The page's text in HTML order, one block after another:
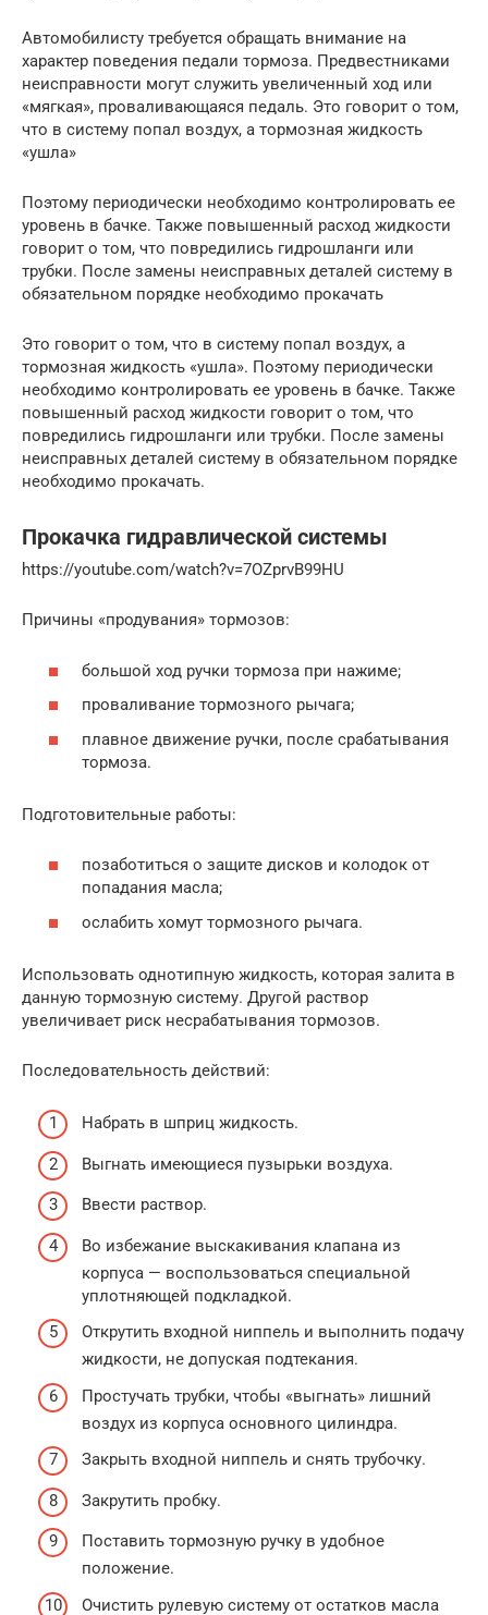
Автомобилисту требуется обращать внимание на
характер поведения педали тормоза. Предвестниками
неисправности могут служить увеличенный ход или
«мягкая», проваливающаяся педаль. Это говорит о том,
что в систему попал воздух, а тормозная жидкость
«ушла»
Поэтому периодически необходимо контролировать ее
уровень в бачке. Также повышенный расход жидкости
говорит о том, что повредились гидрошланги или
трубки. После замены неисправных деталей систему в
обязательном порядке необходимо прокачать
Это говорит о том, что в систему попал воздух, а
тормозная жидкость «ушла». Поэтому периодически
необходимо контролировать ее уровень в бачке. Также
повышенный расход жидкости говорит о том, что
повредились гидрошланги или трубки. После замены
неисправных деталей систему в обязательном порядке
необходимо прокачать.
Прокачка гидравлической системы
https://youtube.com/watch?v=7OZprvB99HU
Причины «продувания» тормозов:
большой ход ручки тормоза при нажиме;
проваливание тормозного рычага;
плавное движение ручки, после срабатывания
тормоза.
Подготовительные работы:
позаботиться о защите дисков и колодок от
попадания масла;
ослабить хомут тормозного рычага.
Использовать однотипную жидкость, которая залита в
данную тормозную систему. Другой раствор
увеличивает риск несрабатывания тормозов.
Последовательность действий:
Набрать в шприц жидкость.
Выгнать имеющиеся пузырьки воздуха.
Ввести раствор.
Во избежание выскакивания клапана из
корпуса — воспользоваться специальной
уплотняющей подкладкой.
Открутить входной ниппель и выполнить подачу
жидкости, не допуская подтекания.
Простучать трубки, чтобы «выгнать» лишний
воздух из корпуса основного цилиндра.
Закрыть входной ниппель и снять трубочку.
Закрутить пробку.
Поставить тормозную ручку в удобное
положение.
Очистить рулевую систему от остатков масла